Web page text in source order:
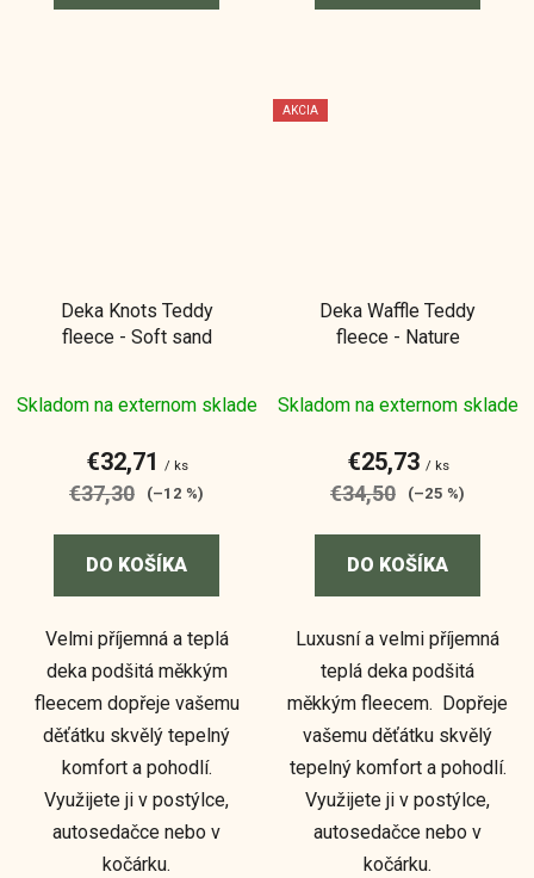
Deka Knots Teddy
fleece - Soft sand
Skladom na externom sklade
€32,71 / ks
€37,30 (–12 %)
DO KOŠÍKA
Velmi příjemná a teplá
deka podšitá měkkým
fleecem dopřeje vašemu
děťátku skvělý tepelný
komfort a pohodlí.
Využijete ji v postýlce,
autosedačce nebo v
kočárku.
AKCIA
Deka Waffle Teddy
fleece - Nature
Skladom na externom sklade
€25,73 / ks
€34,50 (–25 %)
DO KOŠÍKA
Luxusní a velmi příjemná
teplá deka podšitá
měkkým fleecem. Dopřeje
vašemu děťátku skvělý
tepelný komfort a pohodlí.
Využijete ji v postýlce,
autosedačce nebo v
kočárku.